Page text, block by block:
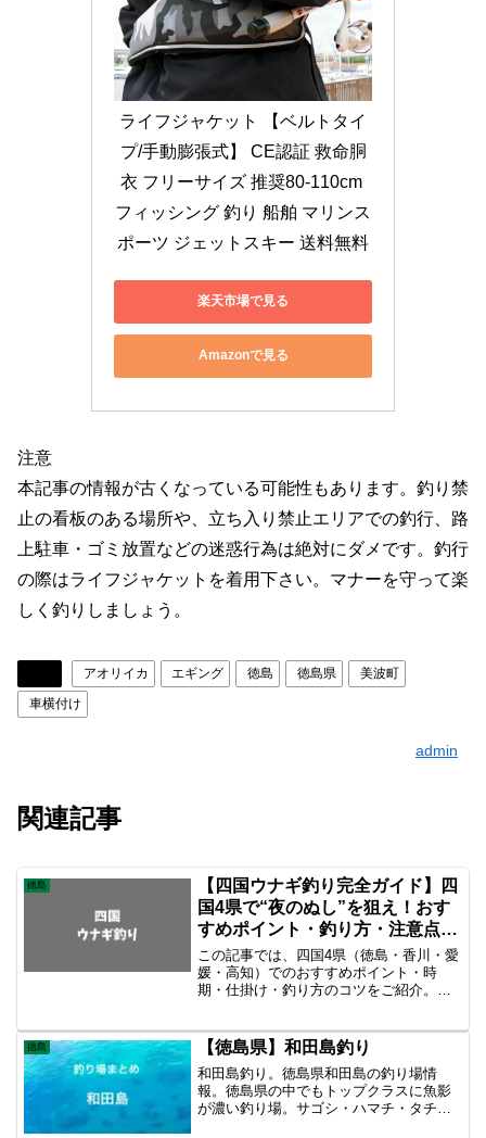
ライフジャケット 【ベルトタイ
プ/手動膨張式】 CE認証 救命胴
衣 フリーサイズ 推奨80-110cm
フィッシング 釣り 船舶 マリンス
ポーツ ジェットスキー 送料無料
楽天市場で見る
Amazonで見る
注意
本記事の情報が古くなっている可能性もあります。釣り禁
止の看板のある場所や、立ち入り禁止エリアでの釣行、路
上駐車・ゴミ放置などの迷惑行為は絶対にダメです。釣行
の際はライフジャケットを着用下さい。マナーを守って楽
しく釣りしましょう。
アオリイカ エギング 徳島 徳島県
美波町
車横付け
admin
関連記事
徳島
【四国ウナギ釣り完全ガイド】四
国4県で“夜のぬし”を狙え！おす
すめポイント・釣り方・注意点を
初心者向けに紹介
この記事では、四国4県（徳島・香川・愛
媛・高知）でのおすすめポイント・時
期・仕掛け・釣り方のコツをご紹介。四
り方、時期、仕掛け、マナーまでを初心
者向けに詳しく紹介したナイトフィッシ
ング完全ガイド。
徳島 【徳島県】和田島釣り
和田島釣り。徳島県和田島の釣り場情
報。徳島県の中でもトップクラスに魚影
が濃い釣り場。サゴシ・ハマチ・タチウ